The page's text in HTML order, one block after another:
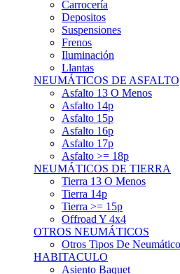
Suspensiones
Frenos
Iluminación
Llantas
NEUMÁTICOS DE ASFALTO
Asfalto 13 O Menos
Asfalto 14p
Asfalto 15p
Asfalto 16p
Asfalto 17p
Asfalto >= 18p
NEUMÁTICOS DE TIERRA
Tierra 13 O Menos
Tierra 14p
Tierra >= 15p
Offroad Y 4x4
OTROS NEUMÁTICOS
Otros Tipos De Neumáticos
HABITACULO
Asiento Baquet
Arneses